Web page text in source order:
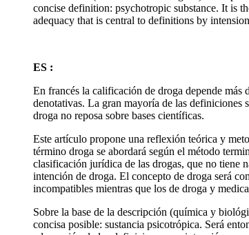
concise definition: psychotropic substance. It is
adequacy that is central to definitions by
ES :
En francés la calificación de droga depende
denotativas. La gran mayoría de las
droga no reposa sobre bases científicas.
Este artículo propone una reflexión teórica y
término droga se abordará según el método
clasificación jurídica de las drogas, que no tiene
intención de droga. El concepto de droga será
incompatibles mientras que los de droga y
Sobre la base de la descripción (química y
concisa posible: sustancia psicotrópica. Será